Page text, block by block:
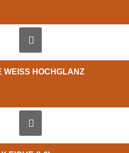
Bild vergrößern
WEISS HOCHGLANZ
Bild vergrößern